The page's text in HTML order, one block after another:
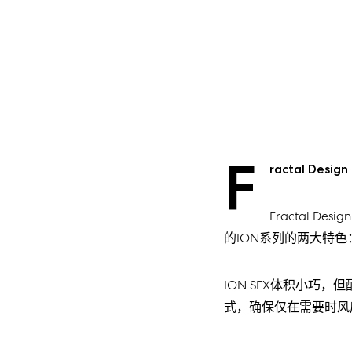
F ractal Design
Fractal
的ION系列的两大特色
ION SFX体积小巧，
式，确保仅在需要时风